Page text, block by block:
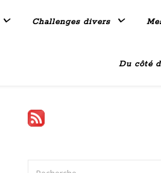
Challenges divers
Du côté